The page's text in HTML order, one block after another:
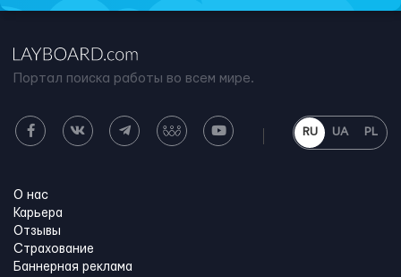
Портал поиска работы во всем мире.
RU UA PL
О нас
Карьера
Отзывы
Страхование
Баннерная реклама